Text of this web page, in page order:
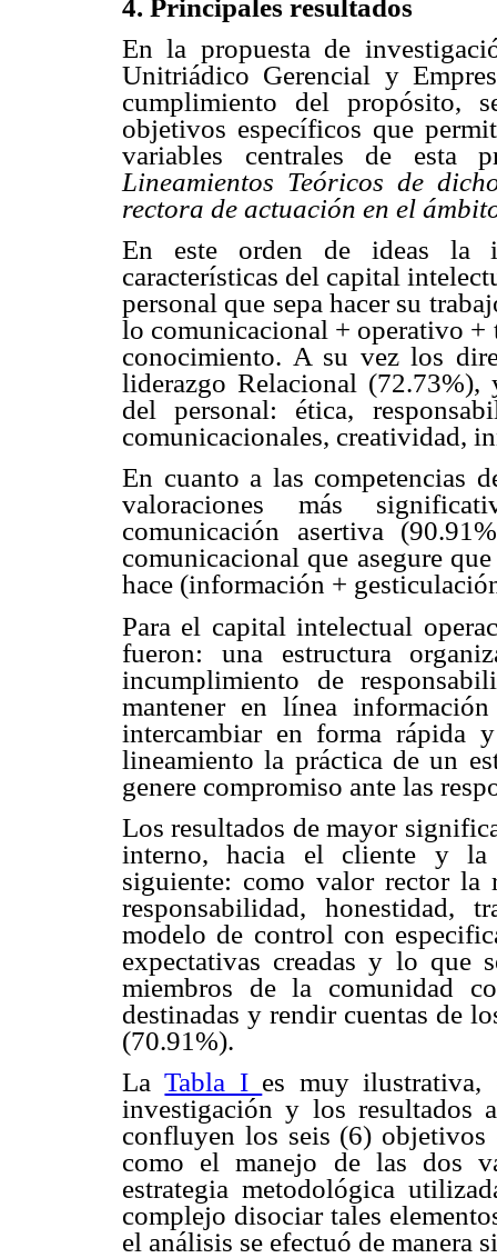
4. Principales resultados
En la propuesta de
Unitriádico Gerencial y
cumplimiento del propósito,
objetivos específicos que
variables centrales de esta
Lineamientos Teóricos de
rectora de actuación en el
En este orden de ideas la
características del capital
personal que sepa hacer su
lo comunicacional + operativo
conocimiento. A su vez los
liderazgo Relacional
del personal: ética,
comunicacionales, creatividad,
En cuanto a las competencias
valoraciones más
comunicación asertiva
comunicacional que asegure
hace (información +
Para el capital intelectual
fueron: una estructura
incumplimiento de
mantener en línea
intercambiar en forma rápida
lineamiento la práctica de un
genere compromiso ante las
Los resultados de mayor
interno, hacia el cliente y la
siguiente: como valor rector la
responsabilidad, honestidad,
modelo de control con
expectativas creadas y lo que
miembros de la comunidad
destinadas y rendir cuentas de
(70.91%).
LaTabla I es muy
investigación y los resultados
confluyen los seis (6) objetivos
como el manejo de las dos
estrategia metodológica
complejo disociar tales
el análisis se efectuó de manera